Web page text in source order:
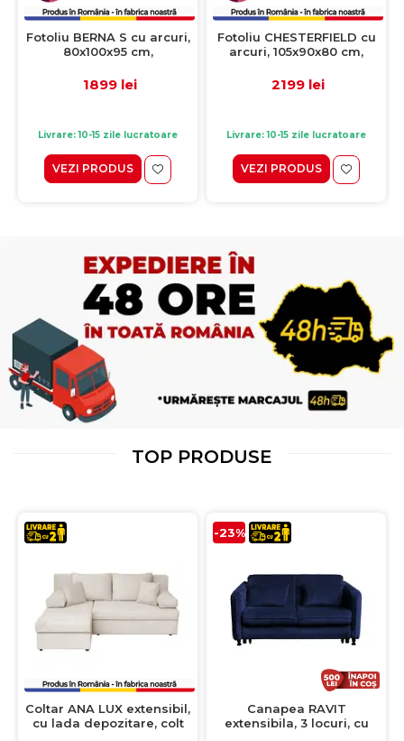
Fotoliu BERNA S cu arcuri,
80x100x95 cm,
1899 lei
Livrare: 10-15 zile lucratoare
VEZI PRODUS
Fotoliu CHESTERFIELD cu
arcuri, 105x90x80 cm,
2199 lei
Livrare: 10-15 zile lucratoare
VEZI PRODUS
TOP PRODUSE
Coltar ANA LUX extensibil,
cu lada depozitare, colt
-23%
Canapea RAVIT
extensibila, 3 locuri, cu